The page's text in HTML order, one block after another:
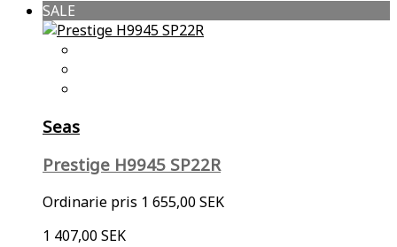
SALE
Seas
Prestige H9945 SP22R
Ordinarie pris 1 655,00 SEK
1 407,00 SEK